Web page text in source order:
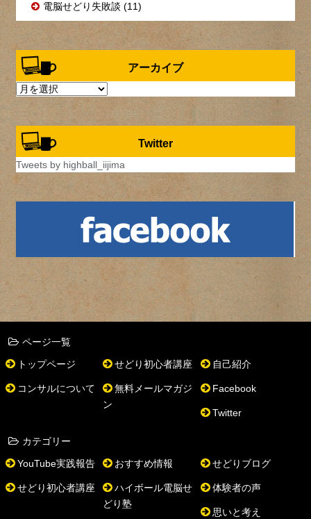
電脳せどり失敗談 (11)
アーカイブ
ア
カ
イ
ブ
Twitter
Tweets by highball_iijima
ページ一覧
トップページ
せどり初心者講座 自己紹介
コンサルについて
無料メールマガジ
ン
Facebook
Twitter
カテゴリー
YouTube実践報告
おすすめ情報 せどりブログ
せどり初心者講座
ハイボール電脳せ
どり塾
体験者の声
思いと考え